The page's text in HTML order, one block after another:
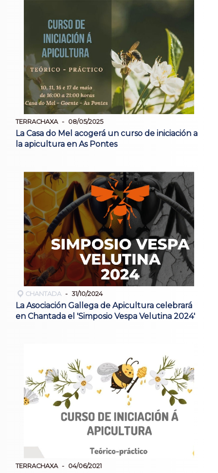
TERRACHAXA 08/05/2025
La Casa do Mel acogerá un curso de iniciación a
la apicultura en As Pontes
CHANTADA 31/10/2024
La Asociación Gallega de Apicultura celebrará
en Chantada el 'Simposio Vespa Velutina 2024'
TERRACHAXA 04/06/2021